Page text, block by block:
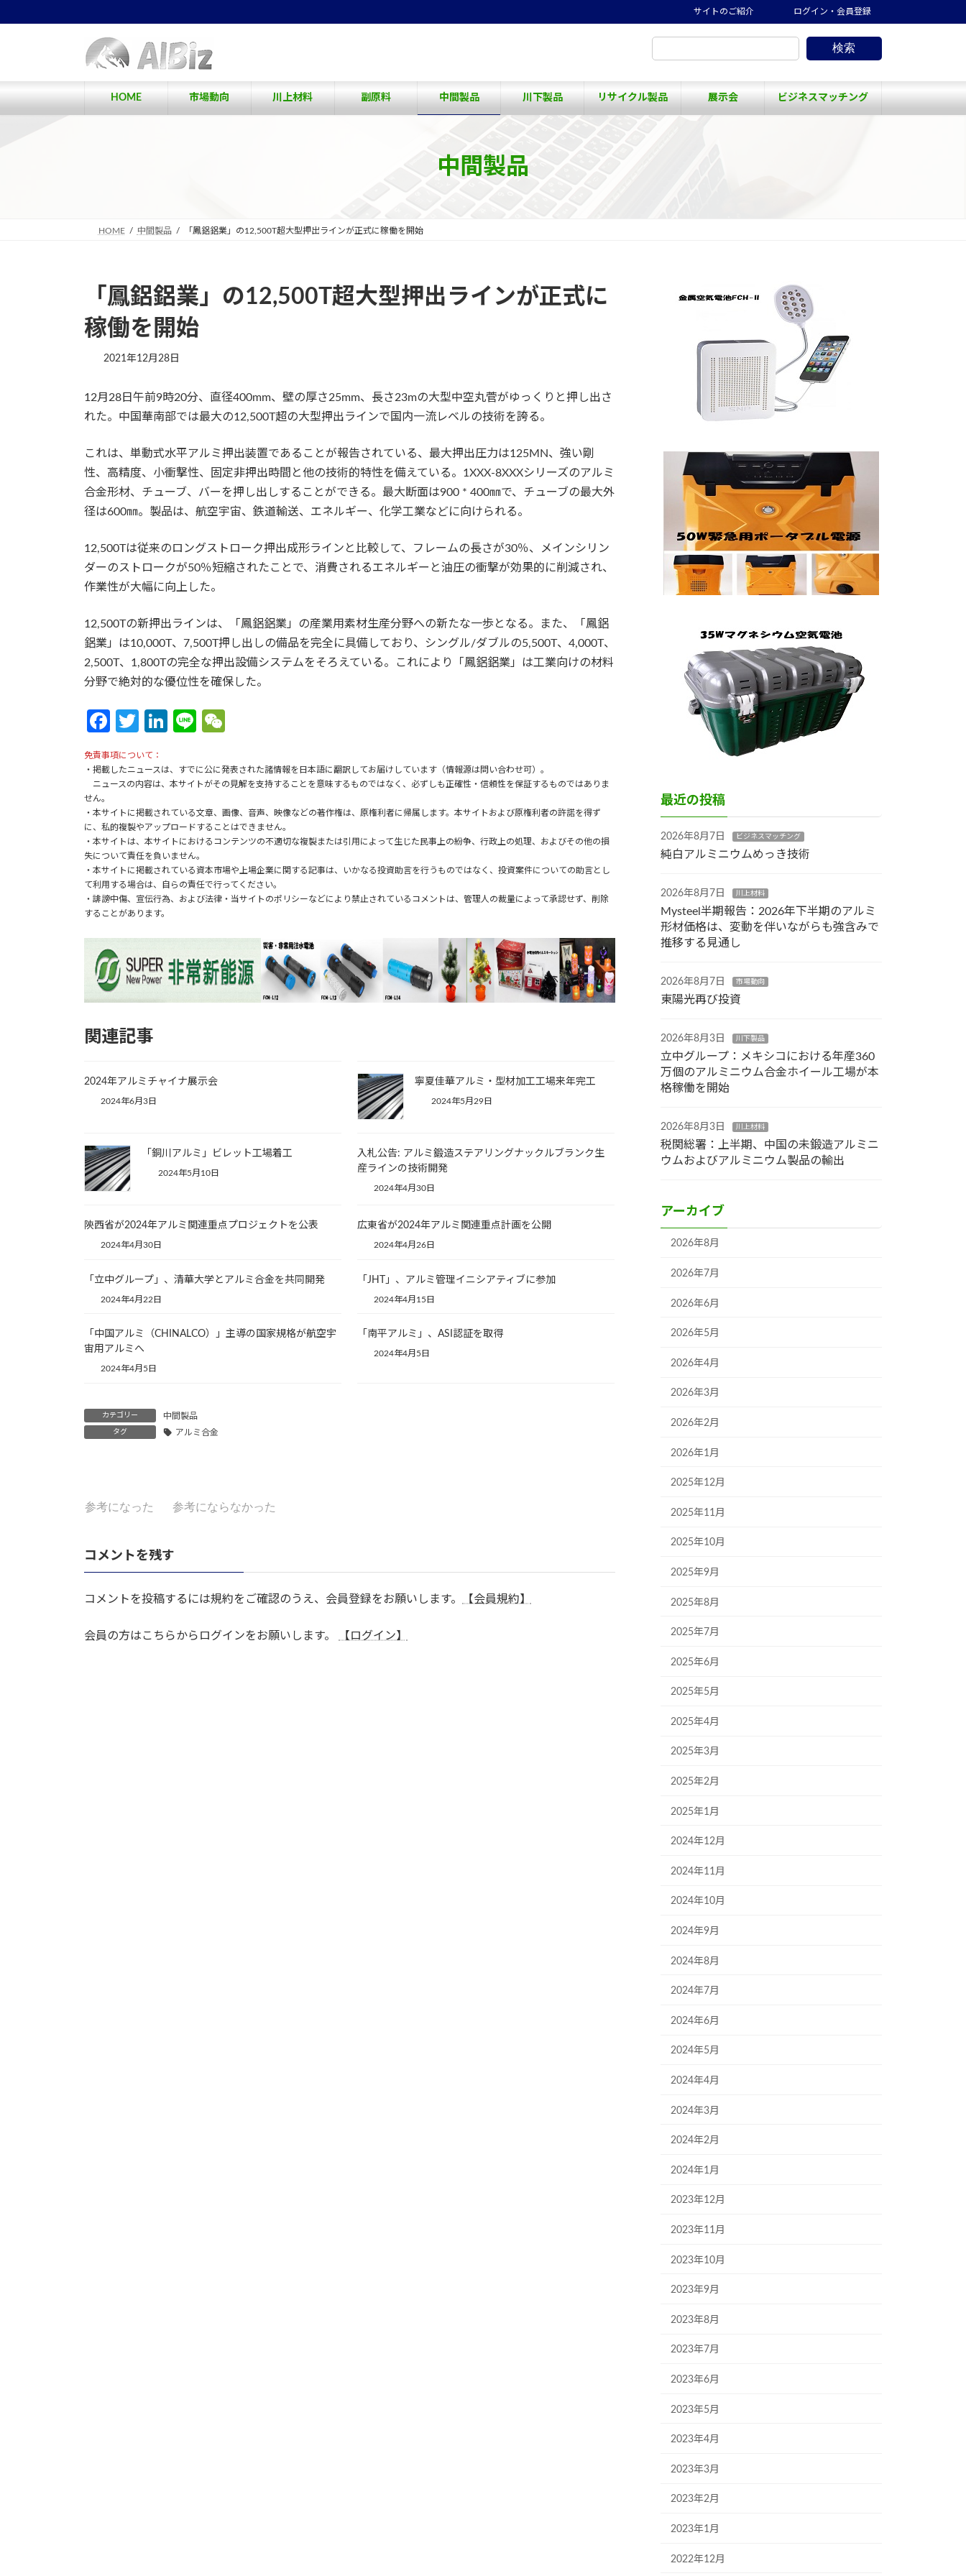
ン
ス
ビ
ン
サイトのご紹介 ログイン・会員登録
検索
HOME 市場動向 川上材料 副原料 中間製品 川下製品 リサイクル製品 展示会 ビジネスマッチング
中間製品
HOME 中間製品 「鳳鋁鋁業」の12,500T超大型押出ラインが正式に稼働を開始
「鳳鋁鋁業」の12,500T超大型押出ラインが正式に
稼働を開始
2021年12月28日
12月28日午前9時20分、直径400mm、壁の厚さ25mm、長さ23mの大型中空丸菅がゆっくりと押し出さ
れた。中国華南部では最大の12,500T超の大型押出ラインで国内一流レベルの技術を誇る。
これは、単動式水平アルミ押出装置であることが報告されている、最大押出圧力は125MN、強い剛
性、高精度、小衝撃性、固定非押出時間と他の技術的特性を備えている。1XXX-8XXXシリーズのアルミ
合金形材、チューブ、バーを押し出しすることができる。最大断面は900 * 400㎜で、チューブの最大外
径は600㎜。製品は、航空宇宙、鉄道輸送、エネルギー、化学工業などに向けられる。
12,500Tは従来のロングストローク押出成形ラインと比較して、フレームの長さが30％、メインシリン
ダーのストロークが50％短縮されたことで、消費されるエネルギーと油圧の衝撃が効果的に削減され、
作業性が大幅に向上した。
12,500Tの新押出ラインは、「鳳鋁鋁業」の産業用素材生産分野への新たな一歩となる。また、「鳳鋁
鋁業」は10,000T、7,500T押し出しの備品を完全に具備しており、シングル/ダブルの5,500T、4,000T、
2,500T、1,800Tの完全な押出設備システムをそろえている。これにより「鳳鋁鋁業」は工業向けの材料
分野で絶対的な優位性を確保した。
Fa
b
o
o
k
T
itt
er
Li
ke
dI
n
Li
e
C
h
at
免責事項について：
・掲載したニュースは、すでに公に発表された諸情報を日本語に翻訳してお届けしています（情報源は問い合わせ可）。
ニュースの内容は、本サイトがその見解を支持することを意味するものではなく、必ずしも正確性・信頼性を保証するものではありま
せん。
・本サイトに掲載されている文章、画像、音声、映像などの著作権は、原権利者に帰属します。本サイトおよび原権利者の許諾を得ず
に、私的複製やアップロードすることはできません。
・本サイトは、本サイトにおけるコンテンツの不適切な複製または引用によって生じた民事上の紛争、行政上の処理、およびその他の損
失について責任を負いません。
・本サイトに掲載されている資本市場や上場企業に関する記事は、いかなる投資助言を行うものではなく、投資案件についての助言とし
て利用する場合は、自らの責任で行ってください。
・誹謗中傷、宣伝行為、および法律・当サイトのポリシーなどにより禁止されているコメントは、管理人の裁量によって承認せず、削除
することがあります。
関連記事
2024年アルミチャイナ展示会
2024年6月3日
寧夏佳華アルミ・型材加工工場来年完工
2024年5月29日
「銅川アルミ」ビレット工場着工
2024年5月10日
入札公告: アルミ鍛造ステアリングナックルブランク生
産ラインの技術開発
2024年4月30日
陝西省が2024年アルミ関連重点プロジェクトを公表
2024年4月30日
広東省が2024年アルミ関連重点計画を公開
2024年4月26日
「立中グループ」、清華大学とアルミ合金を共同開発
2024年4月22日
「JHT」、アルミ管理イニシアティブに参加
2024年4月15日
「中国アルミ（CHINALCO）」主導の国家規格が航空宇
宙用アルミへ
2024年4月5日
「南平アルミ」、ASI認証を取得
2024年4月5日
カテゴリー 中間製品
タグ アルミ合金
参考になった 参考にならなかった
コメントを残す
コメントを投稿するには規約をご確認のうえ、会員登録をお願いします。 【会員規約】
会員の方はこちらからログインをお願いします。 【ログイン】
最近の投稿
2026年8月7日 ビジネスマッチング
純白アルミニウムめっき技術
2026年8月7日 川上材料
Mysteel半期報告：2026年下半期のアルミ
形材価格は、変動を伴いながらも強含みで
推移する見通し
2026年8月7日 市場動向
東陽光再び投資
2026年8月3日 川下製品
立中グループ：メキシコにおける年産360
万個のアルミニウム合金ホイール工場が本
格稼働を開始
2026年8月3日 川上材料
税関総署：上半期、中国の未鍛造アルミニ
ウムおよびアルミニウム製品の輸出
アーカイブ
2026年8月
2026年7月
2026年6月
2026年5月
2026年4月
2026年3月
2026年2月
2026年1月
2025年12月
2025年11月
2025年10月
2025年9月
2025年8月
2025年7月
2025年6月
2025年5月
2025年4月
2025年3月
2025年2月
2025年1月
2024年12月
2024年11月
2024年10月
2024年9月
2024年8月
2024年7月
2024年6月
2024年5月
2024年4月
2024年3月
2024年2月
2024年1月
2023年12月
2023年11月
2023年10月
2023年9月
2023年8月
2023年7月
2023年6月
2023年5月
2023年4月
2023年3月
2023年2月
2023年1月
2022年12月